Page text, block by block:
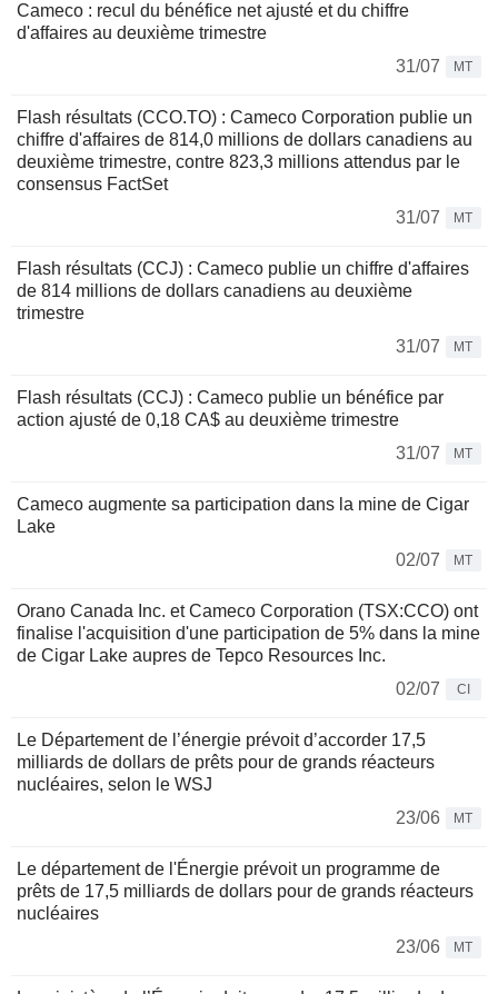
Cameco : recul du bénéfice net ajusté et du chiffre
d'affaires au deuxième trimestre
31/07
MT
Flash résultats (CCO.TO) : Cameco Corporation publie un
chiffre d'affaires de 814,0 millions de dollars canadiens au
deuxième trimestre, contre 823,3 millions attendus par le
consensus FactSet
31/07
MT
Flash résultats (CCJ) : Cameco publie un chiffre d'affaires
de 814 millions de dollars canadiens au deuxième
trimestre
31/07
MT
Flash résultats (CCJ) : Cameco publie un bénéfice par
action ajusté de 0,18 CA$ au deuxième trimestre
31/07
MT
Cameco augmente sa participation dans la mine de Cigar
Lake
02/07
MT
Orano Canada Inc. et Cameco Corporation (TSX:CCO) ont
finalise l'acquisition d'une participation de 5% dans la mine
de Cigar Lake aupres de Tepco Resources Inc.
02/07
CI
Le Département de l’énergie prévoit d’accorder 17,5
milliards de dollars de prêts pour de grands réacteurs
nucléaires, selon le WSJ
23/06
MT
Le département de l'Énergie prévoit un programme de
prêts de 17,5 milliards de dollars pour de grands réacteurs
nucléaires
23/06
MT